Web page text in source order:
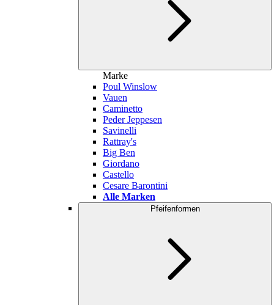
Marke
Poul Winslow
Vauen
Caminetto
Peder Jeppesen
Savinelli
Rattray's
Big Ben
Giordano
Castello
Cesare Barontini
Alle Marken
Pfeifenformen